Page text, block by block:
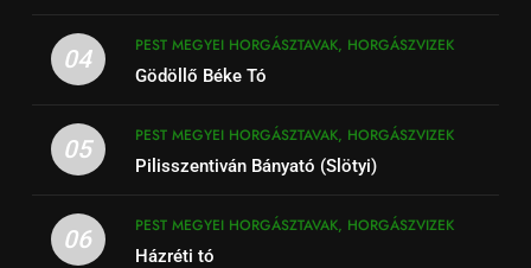
04
PEST MEGYEI HORGÁSZTAVAK, HORGÁSZVIZEK
Gödöllő Béke Tó
05
PEST MEGYEI HORGÁSZTAVAK, HORGÁSZVIZEK
Pilisszentiván Bányató (Slötyi)
06
PEST MEGYEI HORGÁSZTAVAK, HORGÁSZVIZEK
Házréti tó